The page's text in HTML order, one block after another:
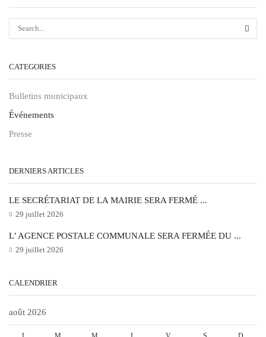
CATEGORIES
Bulletins municipaux
Événements
Presse
DERNIERS ARTICLES
LE SECRÉTARIAT DE LA MAIRIE SERA FERMÉ ...
29 juillet 2026
L’ AGENCE POSTALE COMMUNALE SERA FERMÉE DU ...
29 juillet 2026
CALENDRIER
août 2026